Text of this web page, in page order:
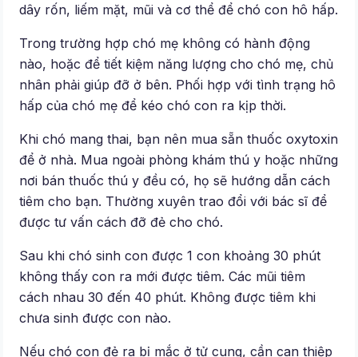
dây rốn, liếm mặt, mũi và cơ thể để chó con hô hấp.
Trong trường hợp chó mẹ không có hành động
nào, hoặc để tiết kiệm năng lượng cho chó mẹ, chủ
nhân phải giúp đỡ ở bên. Phối hợp với tình trạng hô
hấp của chó mẹ để kéo chó con ra kịp thời.
Khi chó mang thai, bạn nên mua sẵn thuốc oxytoxin
để ở nhà. Mua ngoài phòng khám thú y hoặc những
nơi bán thuốc thú y đều có, họ sẽ hướng dẫn cách
tiêm cho bạn. Thường xuyên trao đổi với bác sĩ để
được tư vấn cách đỡ đẻ cho chó.
Sau khi chó sinh con được 1 con khoảng 30 phút
không thấy con ra mới được tiêm. Các mũi tiêm
cách nhau 30 đến 40 phút. Không được tiêm khi
chưa sinh được con nào.
Nếu chó con đẻ ra bị mắc ở tử cung, cần can thiệp